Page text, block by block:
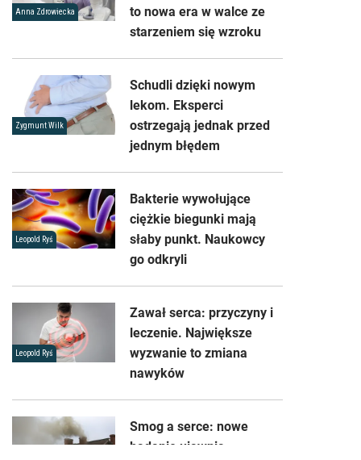
Anna Zdrowiecka
to nowa era w walce ze
starzeniem się wzroku
Zygmunt Wilk
Schudli dzięki nowym
lekom. Eksperci
ostrzegają jednak przed
jednym błędem
Leopold Ryś
Bakterie wywołujące
ciężkie biegunki mają
słaby punkt. Naukowcy
go odkryli
Leopold Ryś
Zawał serca: przyczyny i
leczenie. Największe
wyzwanie to zmiana
nawyków
Smog a serce: nowe
badanie ujawnia